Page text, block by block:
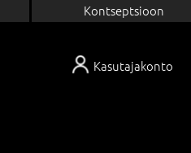
Kasutajakonto
Kontseptsioon